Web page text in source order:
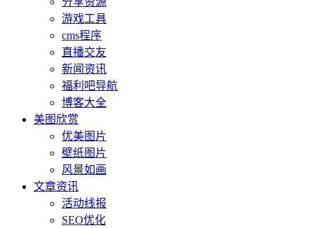
游戏工具
cms程序
直播交友
新闻资讯
福利吧导航
博客大全
美图欣赏
优美图片
壁纸图片
风景如画
文章资讯
活动线报
SEO优化